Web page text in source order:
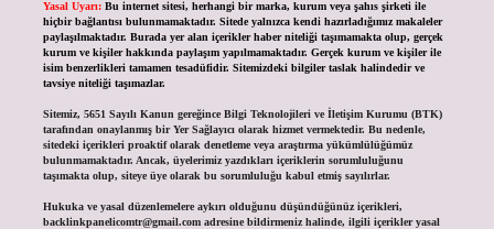
Yasal Uyarı: Bu internet sitesi, herhangi bir marka, kurum veya şahıs şirketi ile
hiçbir bağlantısı bulunmamaktadır. Sitede yalnızca kendi hazırladığımız makaleler
paylaşılmaktadır. Burada yer alan içerikler haber niteliği taşımamakta olup, gerçek
kurum ve kişiler hakkında paylaşım yapılmamaktadır. Gerçek kurum ve kişiler ile
isim benzerlikleri tamamen tesadüfidir. Sitemizdeki bilgiler taslak halindedir ve
tavsiye niteliği taşımazlar.
Sitemiz, 5651 Sayılı Kanun gereğince Bilgi Teknolojileri ve İletişim Kurumu (BTK)
tarafından onaylanmış bir Yer Sağlayıcı olarak hizmet vermektedir. Bu nedenle,
sitedeki içerikleri proaktif olarak denetleme veya araştırma yükümlülüğümüz
bulunmamaktadır. Ancak, üyelerimiz yazdıkları içeriklerin sorumluluğunu
taşımakta olup, siteye üye olarak bu sorumluluğu kabul etmiş sayılırlar.
Hukuka ve yasal düzenlemelere aykırı olduğunu düşündüğünüz içerikleri,
backlinkpanelicomtr@gmail.comadresine bildirmeniz halinde, ilgili içerikler yasal